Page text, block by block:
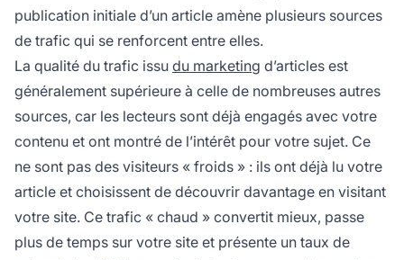
publication initiale d’un article amène plusieurs sources
de trafic qui se renforcent entre elles.
La qualité du trafic issu du marketing d’articles est
généralement supérieure à celle de nombreuses autres
sources, car les lecteurs sont déjà engagés avec votre
contenu et ont montré de l’intérêt pour votre sujet. Ce
ne sont pas des visiteurs « froids » : ils ont déjà lu votre
article et choisissent de découvrir davantage en visitant
votre site. Ce trafic « chaud » convertit mieux, passe
plus de temps sur votre site et présente un taux de